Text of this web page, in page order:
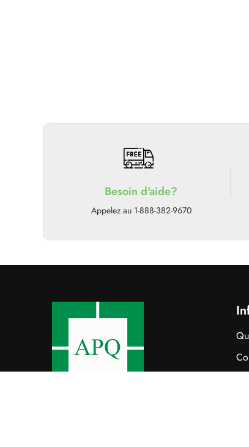
Besoin d'aide?
Appelez au 1-888-382-9670